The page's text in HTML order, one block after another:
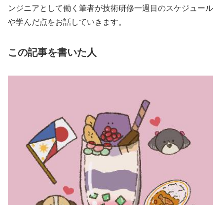
ンジニアとして働く筆者が技術研修一週目のスケジュール
や学んだ点をお話していきます。
この記事を書いた人